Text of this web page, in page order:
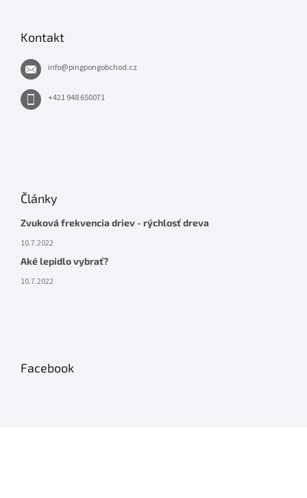
Kontakt
info@pingpongobchod.cz
+421 948 650071
Články
Zvuková frekvencia driev - rýchlosť dreva
10.7.2022
Aké lepidlo vybrať?
10.7.2022
Facebook